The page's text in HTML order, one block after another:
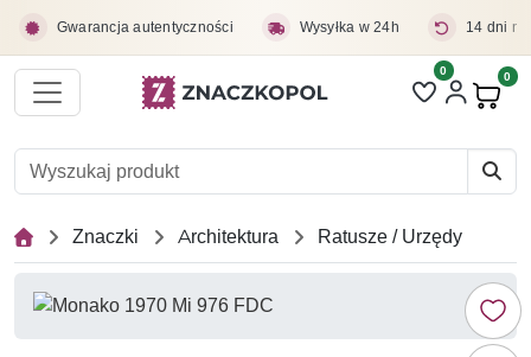
Gwarancja autentyczności Wysyłka w 24h 14 dni
Liczba pozycji
0 0
Znaczki Architektura Ratusze / Urzędy